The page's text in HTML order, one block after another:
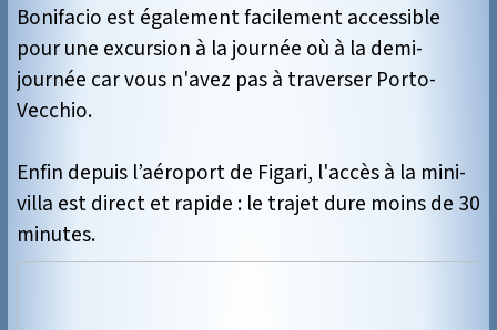
Bonifacio est également facilement accessible
pour une excursion à la journée où à la demi-
journée car vous n'avez pas à traverser Porto-
Vecchio.
Enfin depuis l’aéroport de Figari, l'accès à la mini-
villa est direct et rapide : le trajet dure moins de 30
minutes.